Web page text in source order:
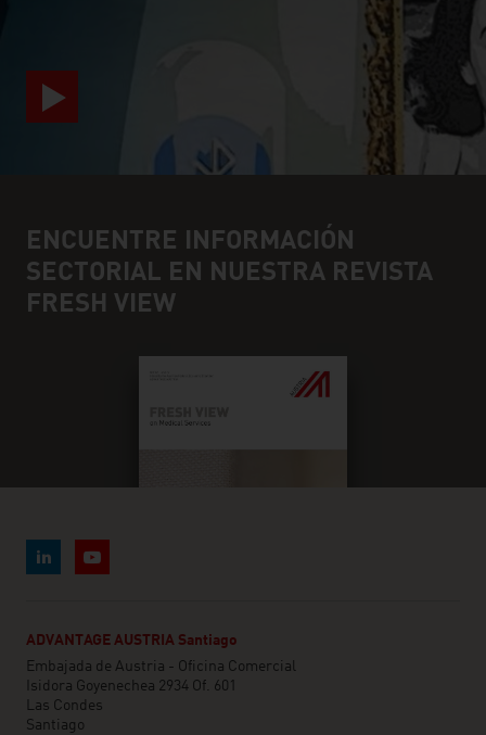
ENCUENTRE INFORMACIÓN
SECTORIAL EN NUESTRA REVISTA
FRESH VIEW
ADVANTAGE AUSTRIA Santiago
Embajada de Austria - Oficina Comercial
Isidora Goyenechea 2934 Of. 601
Las Condes
Santiago